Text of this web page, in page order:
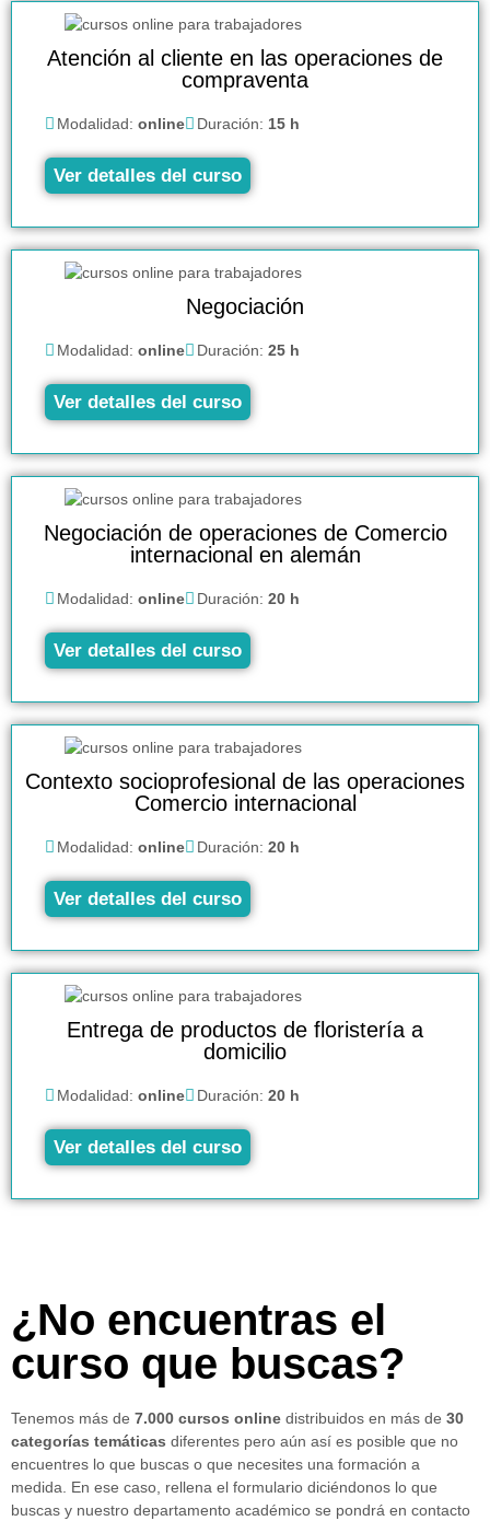
Atención al cliente en las operaciones de
compraventa
Modalidad: online Duración: 15 h
Ver detalles del curso
Negociación
Modalidad: online Duración: 25 h
Ver detalles del curso
Negociación de operaciones de Comercio
internacional en alemán
Modalidad: online Duración: 20 h
Ver detalles del curso
Contexto socioprofesional de las operaciones
Comercio internacional
Modalidad: online Duración: 20 h
Ver detalles del curso
Entrega de productos de floristería a
domicilio
Modalidad: online Duración: 20 h
Ver detalles del curso
¿No encuentras el
curso que buscas?
Tenemos más de 7.000 cursos online distribuidos en más de 30
categorías temáticas diferentes pero aún así es posible que no
encuentres lo que buscas o que necesites una formación a
medida. En ese caso, rellena el formulario diciéndonos lo que
buscas y nuestro departamento académico se pondrá en contacto